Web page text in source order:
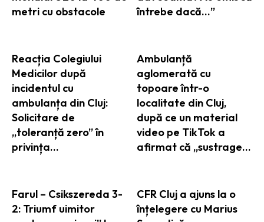
metri cu obstacole
întrebe dacă…”
Reacția Colegiului
Medicilor după
incidentul cu
ambulanța din Cluj:
Solicitare de
„toleranță zero” în
privința…
Ambulanță
aglomerată cu
topoare într-o
localitate din Cluj,
după ce un material
video pe TikTok a
afirmat că „sustrage…
Farul – Csikszereda 3-
2: Triumf uimitor
CFR Cluj a ajuns la o
înțelegere cu Marius